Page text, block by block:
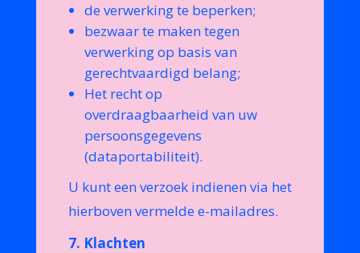
de verwerking te beperken;
bezwaar te maken tegen
verwerking op basis van
gerechtvaardigd belang;
Het recht op
overdraagbaarheid van uw
persoonsgegevens
(dataportabiliteit).
U kunt een verzoek indienen via het
hierboven vermelde e-mailadres.
7. Klachten